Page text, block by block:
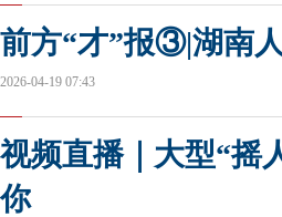
前方“才”报③|湖南
2026-04-19 07:43
视频直播｜大型“摇
你